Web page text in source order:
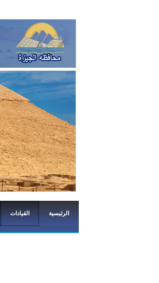
الرئيسية القيادات